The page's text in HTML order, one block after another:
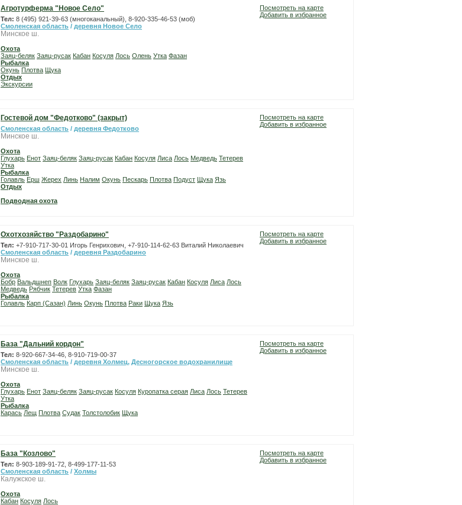
Агротурферма "Новое Село"
Тел: 8 (495) 921-39-63 (многоканальный), 8-920-335-46-53 (моб)
Смоленская область / деревня Новое Село
Минское ш.
Охота
Заяц-беляк Заяц-русак Кабан Косуля Лось Олень Утка Фазан
Рыбалка
Окунь Плотва Щука
Отдых
Экскурсии
Посмотреть на карте
Добавить в избранное
Гостевой дом "Федотково" (закрыт)
Смоленская область / деревня Федотково
Минское ш.
Охота
Глухарь Енот Заяц-беляк Заяц-русак Кабан Косуля Лиса Лось Медведь Тетерев
Утка
Рыбалка
Голавль Ерш Жерех Линь Налим Окунь Пескарь Плотва Подуст Щука Язь
Отдых
Подводная охота
Посмотреть на карте
Добавить в избранное
Охотхозяйство "Раздобарино"
Тел: +7-910-717-30-01 Игорь Генрихович, +7-910-114-62-63 Виталий Николаевич
Смоленская область / деревня Раздобарино
Минское ш.
Охота
Бобр Вальдшнеп Волк Глухарь Заяц-беляк Заяц-русак Кабан Косуля Лиса Лось
Медведь Рябчик Тетерев Утка Фазан
Рыбалка
Голавль Карп (Сазан) Линь Окунь Плотва Раки Щука Язь
Посмотреть на карте
Добавить в избранное
База "Дальний кордон"
Тел: 8-920-667-34-46, 8-910-719-00-37
Смоленская область / деревня Холмец, Десногорское водохранилище
Минское ш.
Охота
Глухарь Енот Заяц-беляк Заяц-русак Косуля Куропатка серая Лиса Лось Тетерев
Утка
Рыбалка
Карась Лещ Плотва Судак Толстолобик Щука
Посмотреть на карте
Добавить в избранное
База "Козлово"
Тел: 8-903-189-91-72, 8-499-177-11-53
Смоленская область / Холмы
Калужское ш.
Охота
Кабан Косуля Лось
Посмотреть на карте
Добавить в избранное